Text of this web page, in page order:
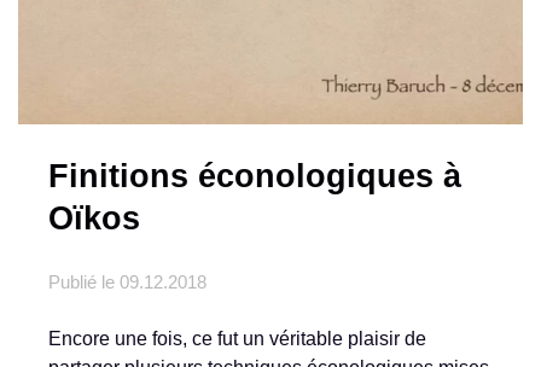
Finitions éconologiques à
Oïkos
Publié le 09.12.2018
Encore une fois, ce fut un véritable plaisir de